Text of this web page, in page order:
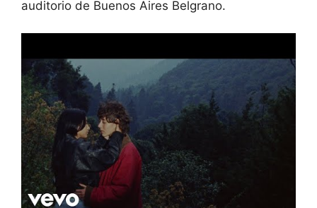
auditorio de Buenos Aires Belgrano.